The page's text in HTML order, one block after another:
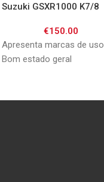
Suzuki GSXR1000 K7/8
€150.00
Apresenta marcas de uso
Bom estado geral